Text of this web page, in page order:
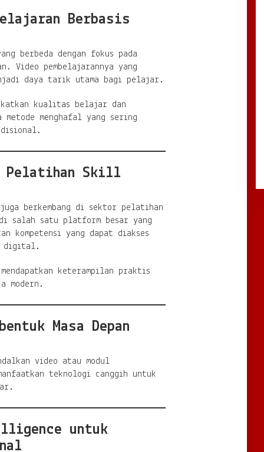
Berbasis
berbeda dengan fokus pada
Video pembelajarannya yang
daya tarik utama bagi pelajar.
kualitas belajar dan
metode menghafal yang sering
Pelatihan Skill
berkembang di sektor pelatihan
salah satu platform besar yang
kompetensi yang dapat diakses
digital.
keterampilan praktis
modern.
Masa Depan
video atau modul
teknologi canggih untuk
untuk